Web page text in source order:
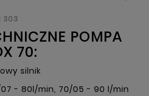
303
POMPA
70:
silnik
- 80l/min, 70/05 - 90 l/min